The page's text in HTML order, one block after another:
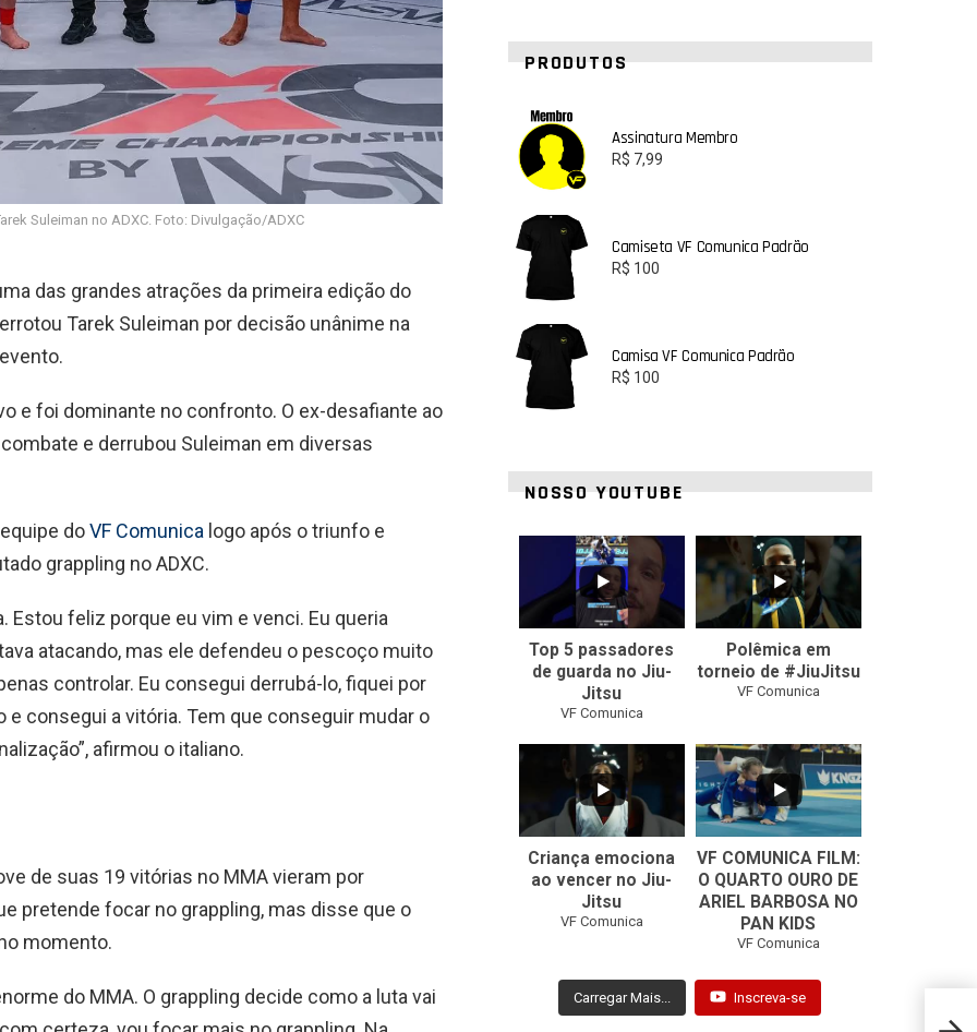
Suleiman no ADXC. Foto: Divulgação/ADXC
das grandes atrações da primeira edição do
Tarek Suleiman por decisão unânime na
e foi dominante no confronto. O ex-desafiante ao
e derrubou Suleiman em diversas
doVF Comunica logo após o triunfo e
grappling no ADXC.
Estou feliz porque eu vim e venci. Eu queria
atacando, mas ele defendeu o pescoço muito
controlar. Eu consegui derrubá-lo, fiquei por
e consegui a vitória. Tem que conseguir mudar o
afirmou o italiano.
de suas 19 vitórias no MMA vieram por
pretende focar no grappling, mas disse que o
momento.
do MMA. O grappling decide como a luta vai
PRODUTOS
Assinatura Membro
R$ 7,99
Camiseta VF Comunica Padrão
R$ 100
Camisa VF Comunica Padrão
R$ 100
NOSSO YOUTUBE
0
Top 5 passadores
de guarda no Jiu-
Jitsu
VF Comunica
46 1
Polêmica em
torneio de #JiuJitsu
VF Comunica
0
Criança emociona
ao vencer no Jiu-
Jitsu
VF Comunica
...
0
VF COMUNICA FILM:
O QUARTO OURO DE
ARIEL BARBOSA NO
PAN KIDS
VF Comunica
Carregar Mais... Inscreva-se